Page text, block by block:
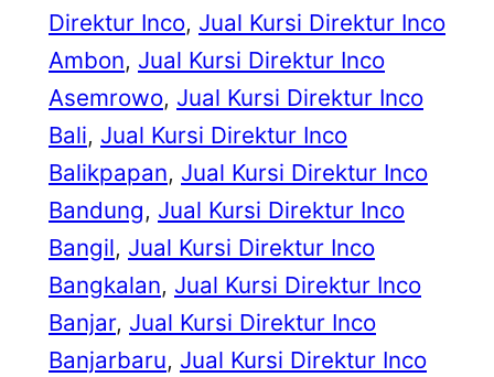
Direktur Inco, Jual Kursi Direktur Inco
Ambon, Jual Kursi Direktur Inco
Asemrowo, Jual Kursi Direktur Inco
Bali, Jual Kursi Direktur Inco
Balikpapan, Jual Kursi Direktur Inco
Bandung, Jual Kursi Direktur Inco
Bangil, Jual Kursi Direktur Inco
Bangkalan, Jual Kursi Direktur Inco
Banjar, Jual Kursi Direktur Inco
Banjarbaru, Jual Kursi Direktur Inco